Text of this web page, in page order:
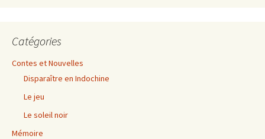
Catégories
Contes et Nouvelles
Disparaître en Indochine
Le jeu
Le soleil noir
Mémoire